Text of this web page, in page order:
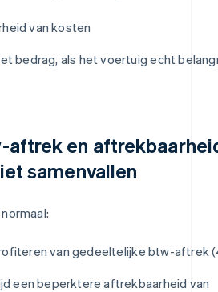
van kosten
bedrag, als het voertuig echt
aftrek en
samenvallen
van gedeeltelijke btw-aftrek
een beperktere aftrekbaarheid van